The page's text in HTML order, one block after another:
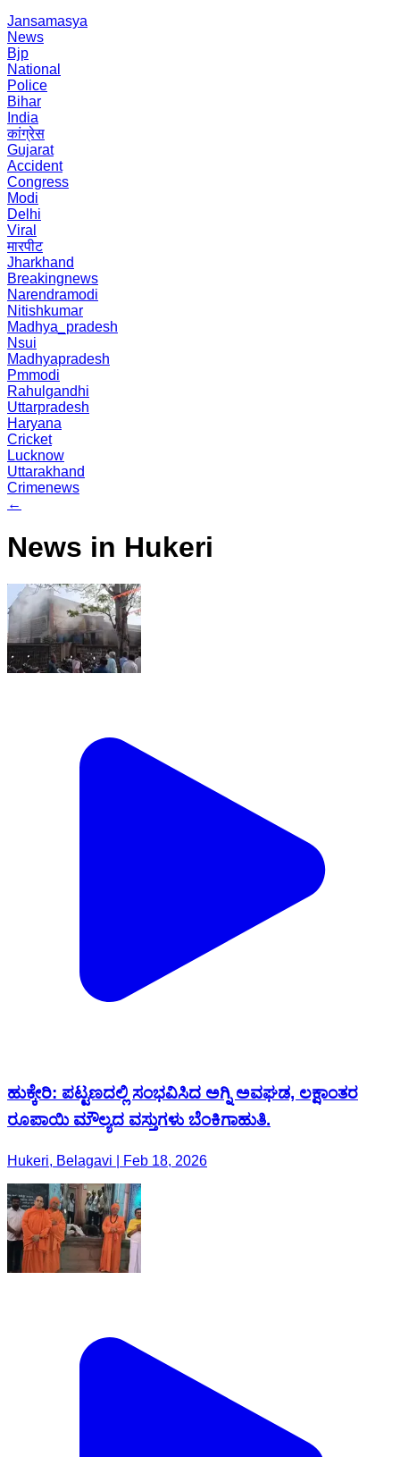
Jansamasya
News
Bjp
National
Police
Bihar
India
कांग्रेस
Gujarat
Accident
Congress
Modi
Delhi
Viral
मारपीट
Jharkhand
Breakingnews
Narendramodi
Nitishkumar
Madhya_pradesh
Nsui
Madhyapradesh
Pmmodi
Rahulgandhi
Uttarpradesh
Haryana
Cricket
Lucknow
Uttarakhand
Crimenews
←
News in Hukeri
ಹುಕ್ಕೇರಿ: ಪಟ್ಟಣದಲ್ಲಿ ಸಂಭವಿಸಿದ ಅಗ್ನಿ ಅವಘಡ, ಲಕ್ಷಾಂತರ
ರೂಪಾಯಿ ಮೌಲ್ಯದ ವಸ್ತುಗಳು ಬೆಂಕಿಗಾಹುತಿ.
Hukeri, Belagavi | Feb 18, 2026